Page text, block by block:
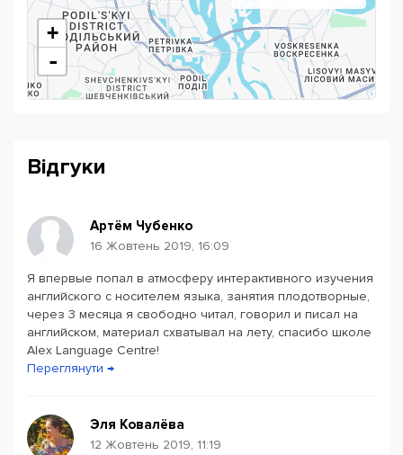
+
-
Powered byLeaflet— © Google 2026
Відгуки
Артём Чубенко
16 Жовтень 2019, 16:09
Я впервые попал в атмосферу интерактивного изучения
английского с носителем языка, занятия плодотворные,
через 3 месяца я свободно читал, говорил и писал на
английском, материал схватывал на лету, спасибо школе
Alex Language Centre!
Переглянути →
Эля Ковалёва
12 Жовтень 2019, 11:19